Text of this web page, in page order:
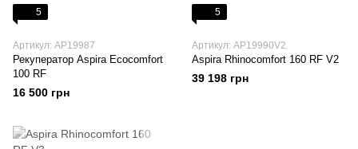
5
Артикул: AP19987
Рекуператор Aspira Ecocomfort
100 RF
16 500 грн
5
Артикул: AP19990V2
Aspira Rhinocomfort 160 RF V2
39 198 грн